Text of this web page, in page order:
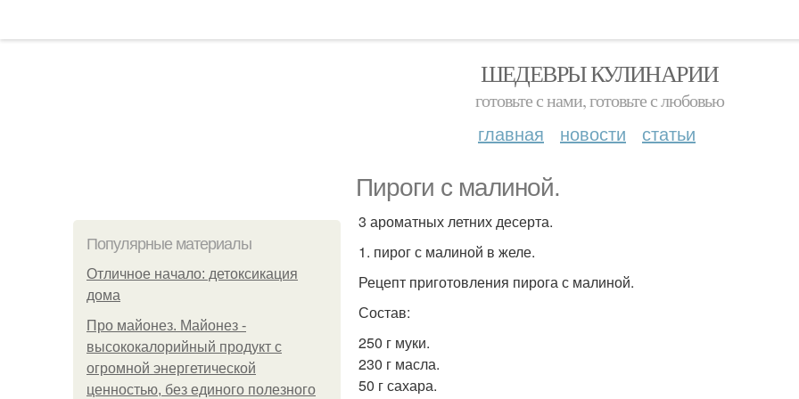
ШЕДЕВРЫ КУЛИНАРИИ
готовьте с нами, готовьте с любовью
главная новости статьи
Пироги с малиной.
Популярные материалы
Отличное начало: детоксикация
дома
Про майонез. Майонез -
высококалорийный продукт с
огромной энергетической
ценностью, без единого полезного
3 ароматных летних десерта.
1. пирог с малиной в желе.
Рецепт приготовления пирога с малиной.
Состав:
250 г муки.
230 г масла.
50 г сахара.